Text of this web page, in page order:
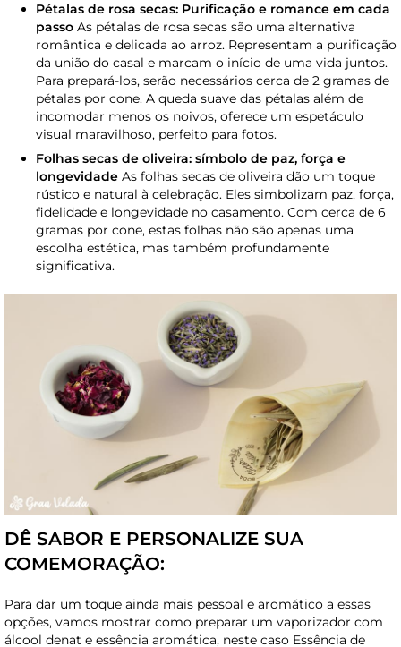
Pétalas de rosa secas: Purificação e romance em cada
passo As pétalas de rosa secas são uma alternativa
romântica e delicada ao arroz. Representam a purificação
da união do casal e marcam o início de uma vida juntos.
Para prepará-los, serão necessários cerca de 2 gramas de
pétalas por cone. A queda suave das pétalas além de
incomodar menos os noivos, oferece um espetáculo
visual maravilhoso, perfeito para fotos.
Folhas secas de oliveira: símbolo de paz, força e
longevidade As folhas secas de oliveira dão um toque
rústico e natural à celebração. Eles simbolizam paz, força,
fidelidade e longevidade no casamento. Com cerca de 6
gramas por cone, estas folhas não são apenas uma
escolha estética, mas também profundamente
significativa.
DÊ SABOR E PERSONALIZE SUA
COMEMORAÇÃO:
Para dar um toque ainda mais pessoal e aromático a essas
opções, vamos mostrar como preparar um vaporizador com
álcool denat e essência aromática, neste caso Essência de